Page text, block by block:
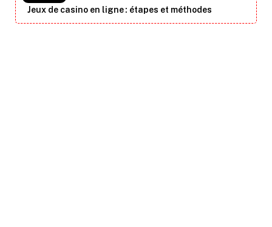
Jeux de casino en ligne : étapes et méthodes